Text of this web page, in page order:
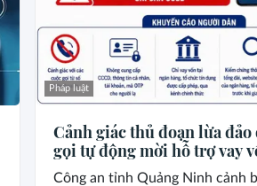
Pháp luật
Cảnh giác thủ đoạn lừa đảo
gọi tự động mời hỗ trợ vay
Công an tỉnh Quảng Ninh cảnh